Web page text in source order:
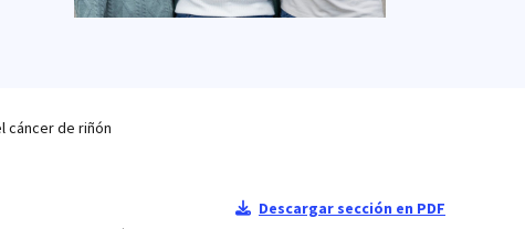
cáncer de riñón
Descargar sección en PDF